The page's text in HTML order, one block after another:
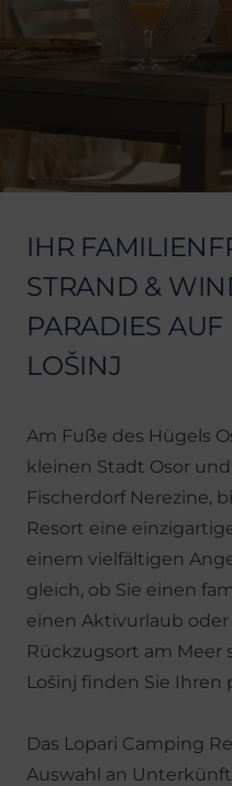
IHR
STRAND &
PARADIES
LOŠINJ
Am Fuße des Hügels
kleinen Stadt Osor
Fischerdorf Nerezine,
Resort eine
einem vielfältigen
gleich, ob Sie einen
einen Aktivurlaub
Rückzugsort am Meer
Lošinj finden Sie
Das Lopari Camping
Auswahl an